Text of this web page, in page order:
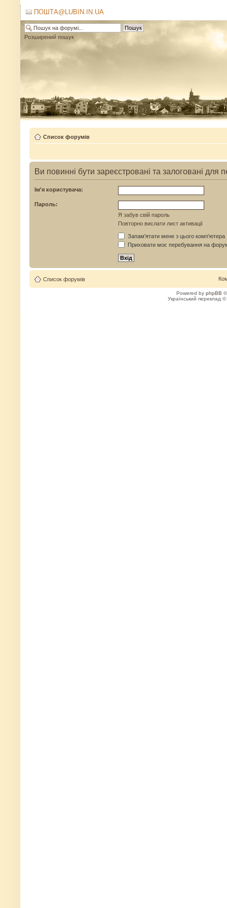
ПОШТА@LUBIN.IN.UA
Розширений пошук
Список форумів
Ви повинні бути зареєстровані та залоговані для
Ім'я користувача:
Пароль:
Я забув свій пароль
Повторно вислати лист активації
Запам'ятати мене з цього комп'ютера
Приховати моє перебування на
Список форумів
Powered by phpBB
Український переклад